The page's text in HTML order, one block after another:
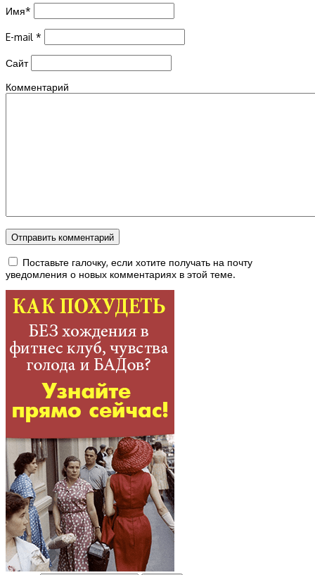
Имя*
E-mail *
Сайт
Комментарий
Поставьте галочку, если хотите получать на почту
уведомления о новых комментариях в этой теме.